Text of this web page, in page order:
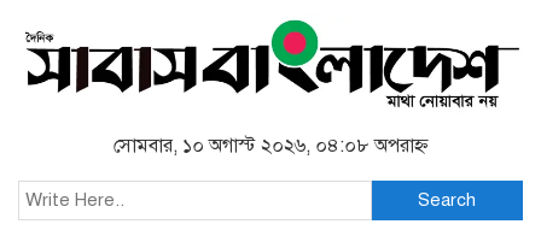
সোমবার, ১০ অগাস্ট ২০২৬, ০৪:০৮ অপরাহ্ন
Search